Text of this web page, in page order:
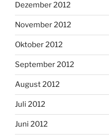
Dezember 2012
November 2012
Oktober 2012
September 2012
August 2012
Juli 2012
Juni 2012